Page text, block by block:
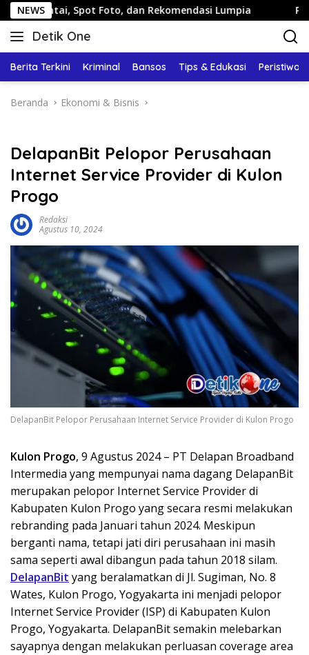
Langsung
ke
konten
NEWS
Spot Foto, dan Rekomendasi Lumpia Panduan
Detik One
Tajam
Fakta
Berita Terkini Kriminal Bansos Tips & Edukasi Peristiwa
Beranda Ekonomi & Bisnis
DelapanBit Pelopor Perusahaan
Internet Service Provider di Kulon
Progo
Redaksi
Agustus 10, 2024
DelapanBit Pelopor Perusahaan Internet Service Provider di Kulon Progo
Kulon Progo, 9 Agustus 2024 – PT Delapan Broadband
Intermedia yang mempunyai nama dagang DelapanBit
merupakan pelopor Internet Service Provider di
Kabupaten Kulon Progo yang secara resmi melakukan
rebranding pada Januari tahun 2024. Meskipun
berganti nama, tetapi jati diri perusahaan ini masih
sama seperti awal dibangun pada tahun 2018 silam.
DelapanBit yang beralamatkan di Jl. Sugiman, No. 8
Wates, Kulon Progo, Yogyakarta ini menjadi pelopor
Internet Service Provider (ISP) di Kabupaten Kulon
Progo, Yogyakarta. DelapanBit semakin melebarkan
sayapnya dengan melakukan perluasan coverage area